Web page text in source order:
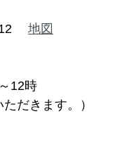
12 地図
12時
だきます。）